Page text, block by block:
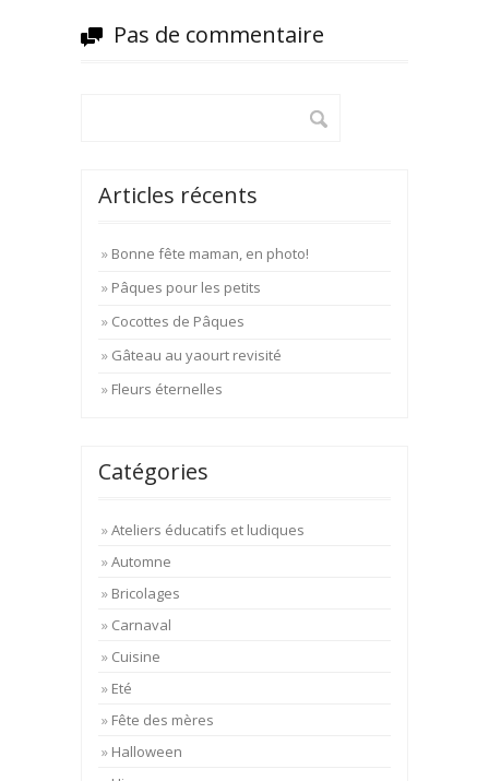
Pas de commentaire
Articles récents
Bonne fête maman, en photo!
Pâques pour les petits
Cocottes de Pâques
Gâteau au yaourt revisité
Fleurs éternelles
Catégories
Ateliers éducatifs et ludiques
Automne
Bricolages
Carnaval
Cuisine
Eté
Fête des mères
Halloween